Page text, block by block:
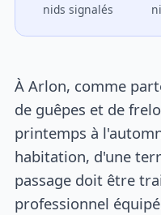
nids signalés
À Arlon, comme
de guêpes et de
printemps à
habitation, d'une
passage doit être
professionnel